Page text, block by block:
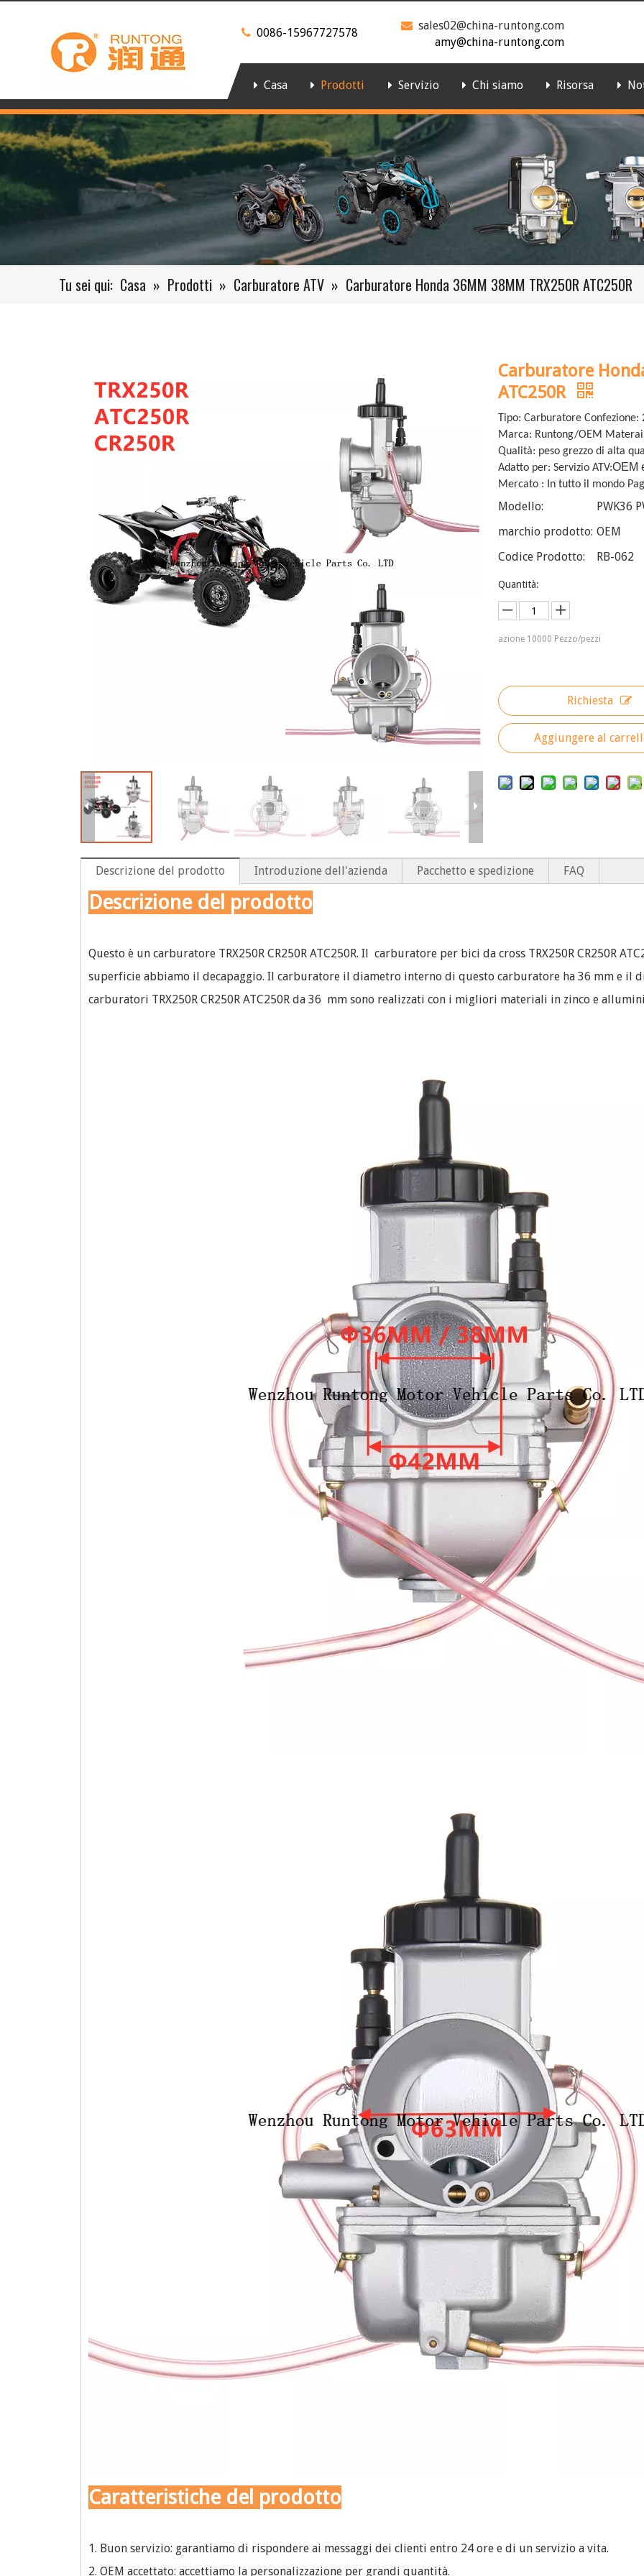
 0086-15967727578
 sales02@china-runtong.com
amy@china-runtong.com
Casa Prodotti Servizio Chi siamo Risorsa
Tu sei qui: Casa » Prodotti » Carburatore ATV » Carburatore Honda 36MM 38MM TRX250R ATC250R
Carburatore
ATC250R
Tipo: Carburatore
Marca: Runtong/OEM
Qualità: peso grezzo di alta
Adatto per: Servizio ATV:OEM
Mercato : In tutto il mondo
Modello:
PWK36
marchio prodotto: OEM
Codice Prodotto:
RB-062
Quantità:
azione 10000 Pezzo/pezzi
Richiesta
Aggiungere al
Descrizione del prodotto Introduzione dell'azienda Pacchetto e spedizione FAQ
Descrizione del prodotto
Questo è un carburatore TRX250R CR250R ATC250R. Il carburatore per bici da cross TRX250R CR250R
superficie abbiamo il decapaggio. Il carburatore il diametro interno di questo carburatore ha 36 mm e il
carburatori TRX250R CR250R ATC250R da 36 mm sono realizzati con i migliori materiali in zinco e
Caratteristiche del prodotto
1. Buon servizio: garantiamo di rispondere ai messaggi dei clienti entro 24 ore e di un servizio a vita.
2. OEM accettato: accettiamo la personalizzazione per grandi quantità.